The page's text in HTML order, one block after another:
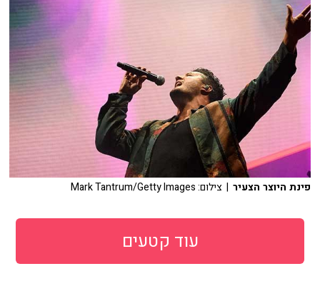
פינת היוצר הצעיר | צילום: Mark Tantrum/Getty Images
עוד קטעים